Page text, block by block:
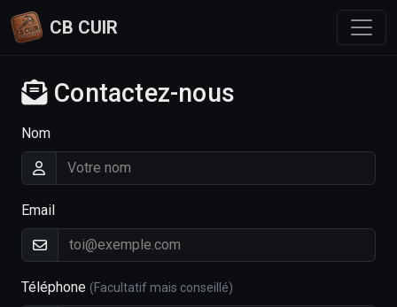
CB CUIR
Contactez-nous
Nom
Email
Téléphone (Facultatif mais conseillé)